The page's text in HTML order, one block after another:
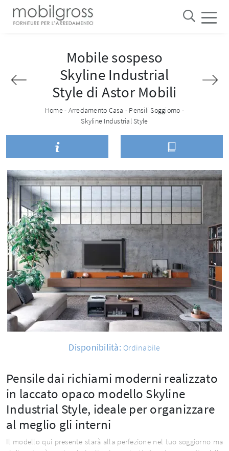
Mobile sospeso
Skyline Industrial
Style di Astor Mobili
Home- Arredamento Casa - Pensili Soggiorno -
Skyline Industrial Style
Disponibilità: Ordinabile
Pensile dai richiami moderni realizzato
in laccato opaco modello Skyline
Industrial Style, ideale per organizzare
al meglio gli interni
Il modello qui presente starà alla perfezione nel tuo soggiorno ma